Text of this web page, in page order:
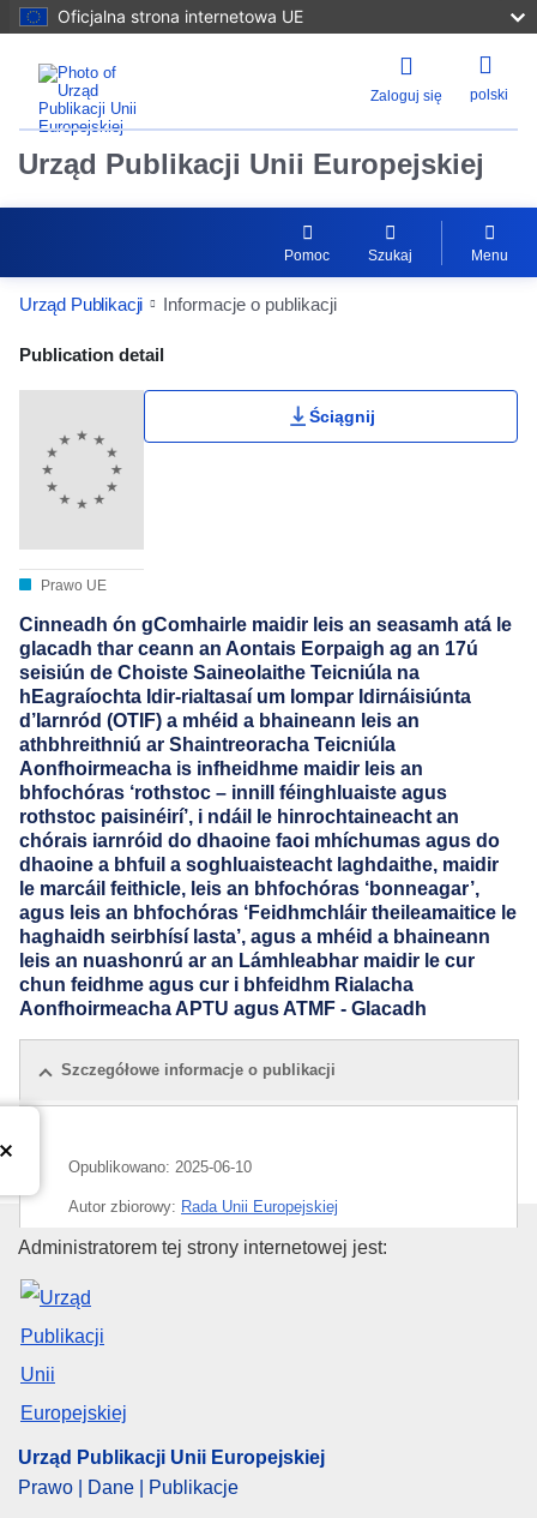
Oficjalna strona internetowa UE
Zaloguj się polski
Urząd Publikacji Unii Europejskiej
Pomoc Szukaj Menu
Urząd Publikacji Informacje o publikacji
Publication Detail Actions Portlet
Publication detail
Prawo UE
Ściągnij
Cinneadh ón gComhairle maidir leis an seasamh atá le
glacadh thar ceann an Aontais Eorpaigh ag an 17ú
seisiún de Choiste Saineolaithe Teicniúla na
hEagraíochta Idir-rialtasaí um Iompar Idirnáisiúnta
d’Iarnród (OTIF) a mhéid a bhaineann leis an
athbhreithniú ar Shaintreoracha Teicniúla
Aonfhoirmeacha is infheidhme maidir leis an
bhfochóras ‘rothstoc – innill féinghluaiste agus
rothstoc paisinéirí’, i ndáil le hinrochtaineacht an
chórais iarnróid do dhaoine faoi mhíchumas agus do
dhaoine a bhfuil a soghluaisteacht laghdaithe, maidir
le marcáil feithicle, leis an bhfochóras ‘bonneagar’,
agus leis an bhfochóras ‘Feidhmchláir theileamaitice le
haghaidh seirbhísí lasta’, agus a mhéid a bhaineann
leis an nuashonrú ar an Lámhleabhar maidir le cur
chun feidhme agus cur i bhfeidhm Rialacha
Aonfhoirmeacha APTU agus ATMF - Glacadh
Szczegółowe informacje o publikacji
Opublikowano: 2025-06-10
Autor zbiorowy: Rada Unii Europejskiej
IMMC : ST 9727 2025 INIT
Urząd Publikacji Unii
Administratorem tej strony internetowej jest:
Urząd Publikacji Unii Europejskiej
Prawo | Dane | Publikacje